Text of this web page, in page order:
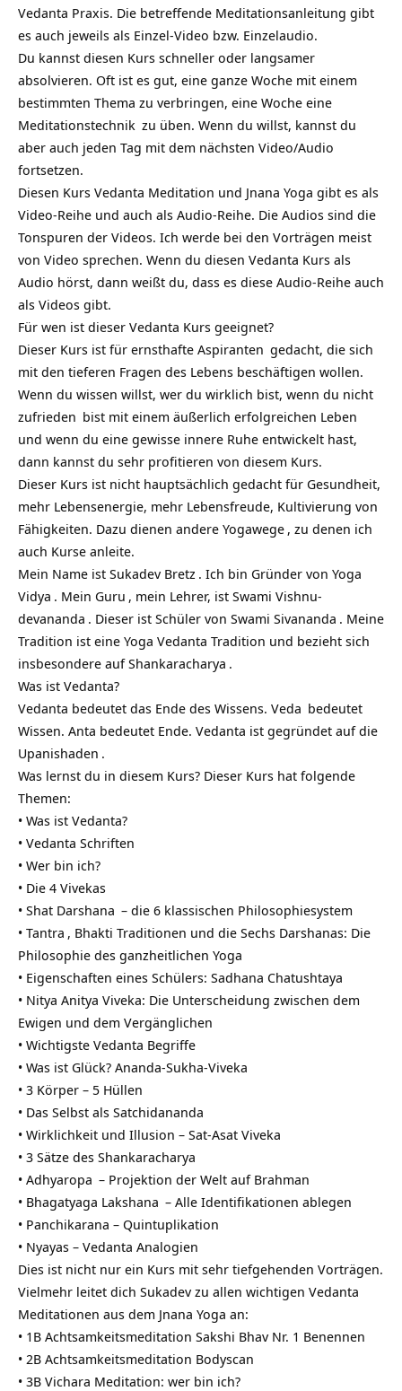
Vedanta Praxis. Die betreffende Meditationsanleitung gibt
es auch jeweils als Einzel-Video bzw. Einzelaudio.
Du kannst diesen Kurs schneller oder langsamer
absolvieren. Oft ist es gut, eine ganze Woche mit einem
bestimmten Thema zu verbringen, eine Woche eine
Meditationstechnik zu üben. Wenn du willst, kannst du
aber auch jeden Tag mit dem nächsten Video/Audio
fortsetzen.
Diesen Kurs Vedanta Meditation und Jnana Yoga gibt es als
Video-Reihe und auch als Audio-Reihe. Die Audios sind die
Tonspuren der Videos. Ich werde bei den Vorträgen meist
von Video sprechen. Wenn du diesen Vedanta Kurs als
Audio hörst, dann weißt du, dass es diese Audio-Reihe auch
als Videos gibt.
Für wen ist dieser Vedanta Kurs geeignet?
Dieser Kurs ist für ernsthafte Aspiranten gedacht, die sich
mit den tieferen Fragen des Lebens beschäftigen wollen.
Wenn du wissen willst, wer du wirklich bist, wenn du nicht
zufrieden bist mit einem äußerlich erfolgreichen Leben
und wenn du eine gewisse innere Ruhe entwickelt hast,
dann kannst du sehr profitieren von diesem Kurs.
Dieser Kurs ist nicht hauptsächlich gedacht für Gesundheit,
mehr Lebensenergie, mehr Lebensfreude, Kultivierung von
Fähigkeiten. Dazu dienen andere Yogawege , zu denen ich
auch Kurse anleite.
Mein Name ist Sukadev Bretz . Ich bin Gründer von Yoga
Vidya . Mein Guru , mein Lehrer, ist Swami Vishnu-
devananda . Dieser ist Schüler von Swami Sivananda . Meine
Tradition ist eine Yoga Vedanta Tradition und bezieht sich
insbesondere aufShankaracharya .
Was ist Vedanta?
Vedanta bedeutet das Ende des Wissens. Veda bedeutet
Wissen. Anta bedeutet Ende. Vedanta ist gegründet auf die
Upanishaden .
Was lernst du in diesem Kurs? Dieser Kurs hat folgende
Themen:
• Was ist Vedanta?
• Vedanta Schriften
• Wer bin ich?
• Die 4 Vivekas
• Shat Darshana – die 6 klassischen Philosophiesystem
• Tantra , Bhakti Traditionen und die Sechs Darshanas: Die
Philosophie des ganzheitlichen Yoga
• Eigenschaften eines Schülers: Sadhana Chatushtaya
• Nitya Anitya Viveka: Die Unterscheidung zwischen dem
Ewigen und dem Vergänglichen
• Wichtigste Vedanta Begriffe
• Was ist Glück? Ananda-Sukha-Viveka
• 3 Körper – 5 Hüllen
• Das Selbst als Satchidananda
• Wirklichkeit und Illusion – Sat-Asat Viveka
• 3 Sätze des Shankaracharya
• Adhyaropa – Projektion der Welt auf Brahman
• Bhagatyaga Lakshana – Alle Identifikationen ablegen
• Panchikarana – Quintuplikation
• Nyayas – Vedanta Analogien
Dies ist nicht nur ein Kurs mit sehr tiefgehenden Vorträgen.
Vielmehr leitet dich Sukadev zu allen wichtigen Vedanta
Meditationen aus dem Jnana Yoga an:
• 1B Achtsamkeitsmeditation Sakshi Bhav Nr. 1 Benennen
• 2B Achtsamkeitsmeditation Bodyscan
• 3B Vichara Meditation: wer bin ich?